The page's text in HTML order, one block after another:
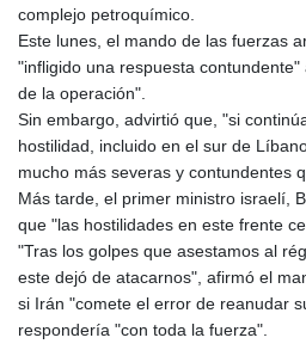
HRK
HTG
IDR
ILS
IMP
INR
IQD
IRR
complejo petroquímico.
Este lunes, el mando de las fuerzas
"infligido una respuesta
de la operación".
Sin embargo, advirtió que, "si
hostilidad, incluido en el sur de
mucho más severas y contundentes
Más tarde, el primer ministro israelí,
que "las hostilidades en este frente
"Tras los golpes que asestamos al
este dejó de atacarnos", afirmó el
si Irán "comete el error de reanudar
respondería "con toda la fuerza".